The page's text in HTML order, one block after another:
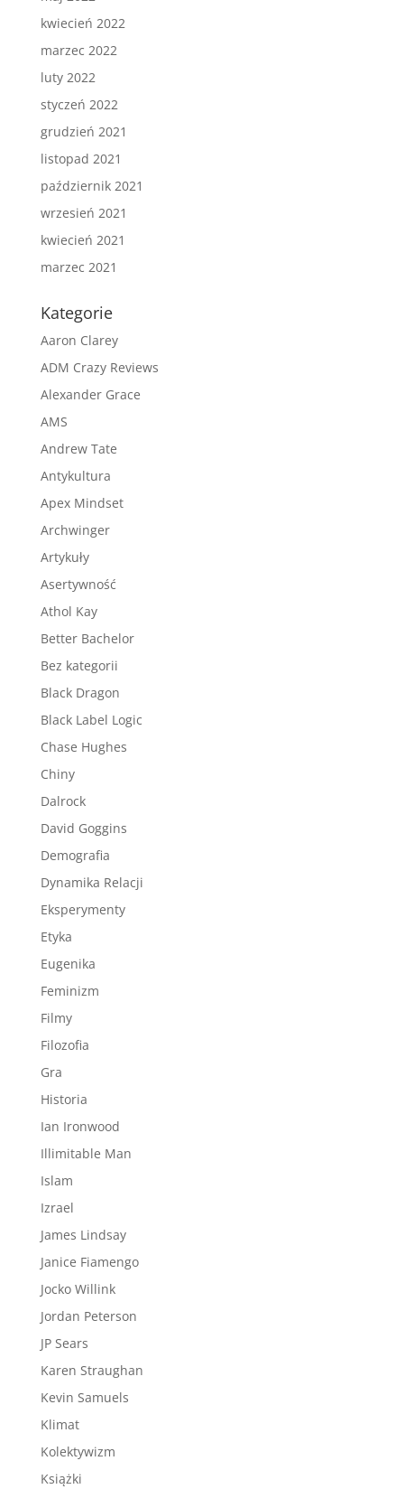
kwiecień 2022
marzec 2022
luty 2022
styczeń 2022
grudzień 2021
listopad 2021
październik 2021
wrzesień 2021
kwiecień 2021
marzec 2021
Kategorie
Aaron Clarey
ADM Crazy Reviews
Alexander Grace
AMS
Andrew Tate
Antykultura
Apex Mindset
Archwinger
Artykuły
Asertywność
Athol Kay
Better Bachelor
Bez kategorii
Black Dragon
Black Label Logic
Chase Hughes
Chiny
Dalrock
David Goggins
Demografia
Dynamika Relacji
Eksperymenty
Etyka
Eugenika
Feminizm
Filmy
Filozofia
Gra
Historia
Ian Ironwood
Illimitable Man
Islam
Izrael
James Lindsay
Janice Fiamengo
Jocko Willink
Jordan Peterson
JP Sears
Karen Straughan
Kevin Samuels
Klimat
Kolektywizm
Książki